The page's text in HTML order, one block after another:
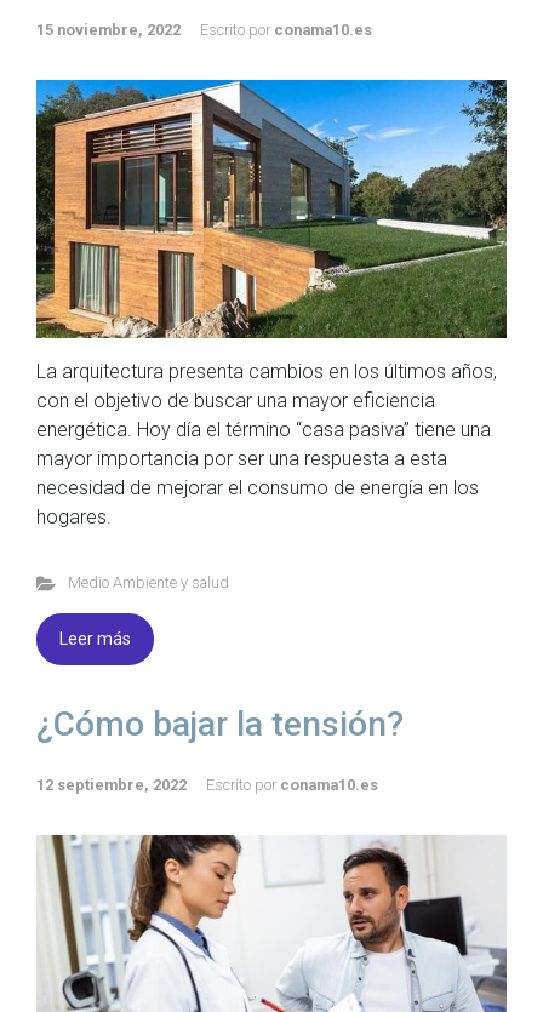
15 noviembre, 2022 Escrito por conama10.es
La arquitectura presenta cambios en los últimos años,
con el objetivo de buscar una mayor eficiencia
energética. Hoy día el término “casa pasiva” tiene una
mayor importancia por ser una respuesta a esta
necesidad de mejorar el consumo de energía en los
hogares.
Medio Ambiente y salud
Leer más
¿Cómo bajar la tensión?
12 septiembre, 2022 Escrito por conama10.es